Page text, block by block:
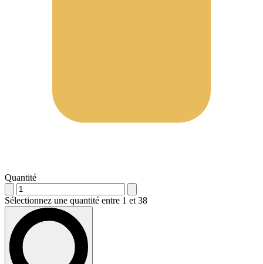
Quantité
Sélectionnez une quantité entre 1 et 38